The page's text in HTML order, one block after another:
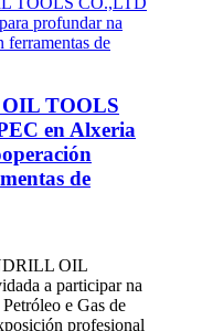
TOOLS
en Alxeria
de
OIL
a participar na
e Gas de
profesional